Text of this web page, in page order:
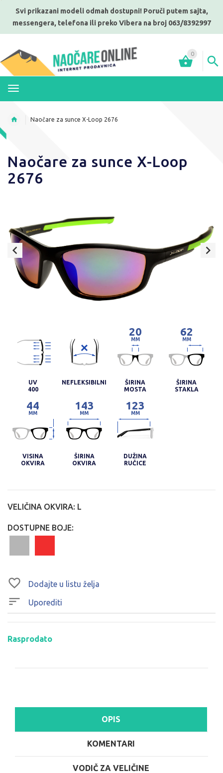
Svi prikazani modeli odmah dostupni! Poruči putem sajta,
messengera, telefona ili preko Vibera na broj 063/8392997
0
Naočare za sunce X-Loop 2676
Naočare za sunce X-Loop
2676
UV
400
NEFLEKSIBILNI
20
MM
ŠIRINA
MOSTA
62
MM
ŠIRINA
STAKLA
44
MM
VISINA
OKVIRA
143
MM
ŠIRINA
OKVIRA
123
MM
DUŽINA
RUČICE
VELIČINA OKVIRA: L
DOSTUPNE BOJE:
Dodajte u listu želja
Uporediti
Rasprodato
OPIS
KOMENTARI
VODIČ ZA VELIČINE